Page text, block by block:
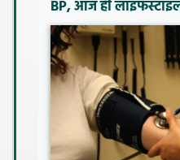
BP, आज ही